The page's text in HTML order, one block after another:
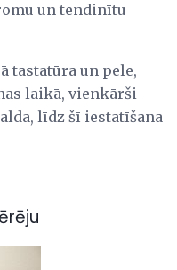
un tendinītu
tastatūra un pele,
laikā, vienkārši
līdz šī iestatīšana